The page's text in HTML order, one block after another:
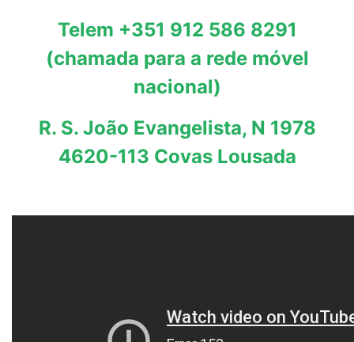
Telem +351 912 586 8291
(chamada para a rede móvel
nacional)
R. S. João Evangelista, N 1978
4620-113 Covas Lousada